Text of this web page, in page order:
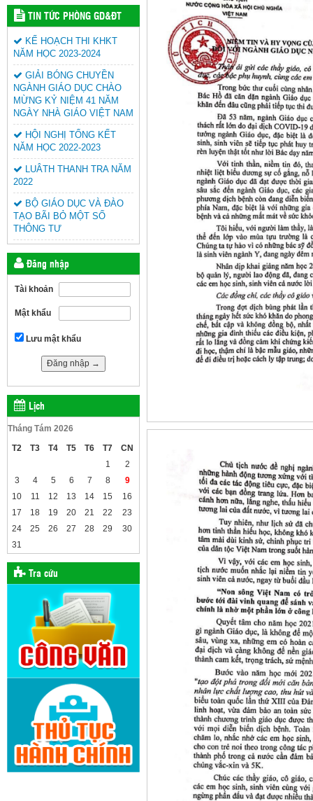
TIN TỨC PHÒNG GD&ĐT
KẾ HOẠCH THI KHKT
NĂM HỌC 2023-2024
GIẢI BÓNG CHUYỀN
NGÀNH GIÁO DỤC CHÀO
MỪNG KỶ NIỆM 41 NĂM
NGÀY NHÀ GIÁO VIỆT NAM
HỘI NGHỊ TỔNG KẾT
NĂM HỌC 2022-2023
LUÂTH THANH TRA NĂM
2022
BỘ GIÁO DỤC VÀ ĐÀO
TẠO BÃI BỎ MỘT SỐ
THÔNG TƯ
Đăng nhập
Tài khoản
Mật khẩu
Lưu mật khẩu
Lịch
Tháng Tám 2026
T2
T3 T4 T5 T6 T7
CN
1
2
3
4 5 6 7 8
9
10
11 12 13 14 15
16
17
18 19 20 21 22
23
24
25 26 27 28 29
30
31
Tra cứu